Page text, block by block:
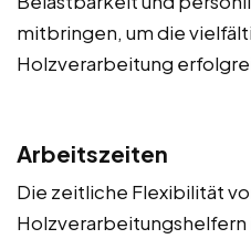
mitbringen, um die
Holzverarbeitung
Arbeitszeiten
Die zeitliche Flexibilität
Holzverarbeitungshelfern